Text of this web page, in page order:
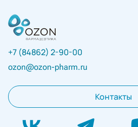
+7 (84862) 2-90-00
ozon@ozon-pharm.ru
Контакты